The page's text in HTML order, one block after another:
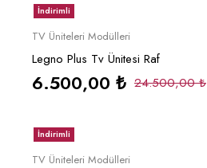
İndirimli
TV Üniteleri Modülleri
Legno Plus Tv Ünitesi Raf
24.500,00₺
6.500,00 ₺
İndirimli
TV Üniteleri Modülleri